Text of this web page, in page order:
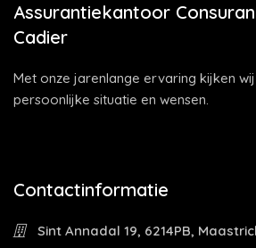
Assurantiekantoor
Cadier
Met onze jarenlange ervaring kijken
persoonlijke situatie en wensen.
Contactinformatie
Sint Annadal 19, 6214PB,